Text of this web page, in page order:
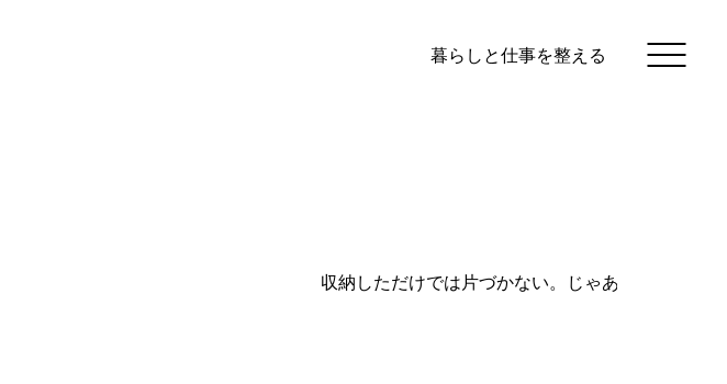
暮らしと仕事を整える